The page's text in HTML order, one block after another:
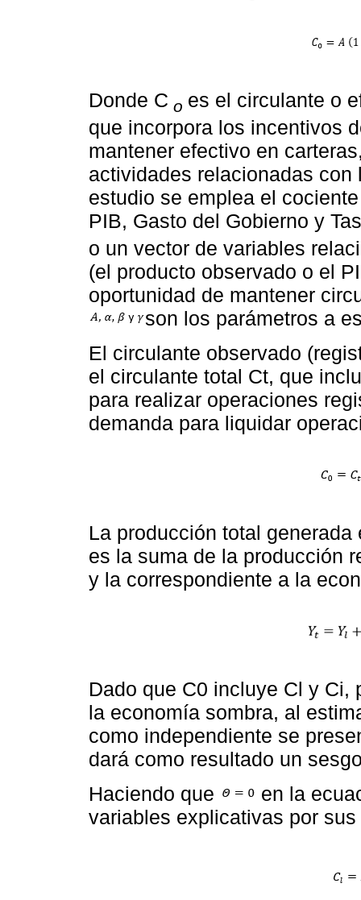
Donde C o es el circulante o
que incorpora los incentivos
mantener efectivo en
actividades relacionadas
estudio se emplea el
PIB, Gasto del Gobierno y
o un vector de variables
(el producto observado o el
oportunidad de mantener
son los parámetros a
El circulante observado
el circulante total Ct, que
para realizar operaciones
demanda para liquidar
La producción total
es la suma de la producción
y la correspondiente a la
Dado que C0 incluye Cl y Ci,
la economía sombra, al
como independiente se
dará como resultado un
Haciendo que
en la
variables explicativas por